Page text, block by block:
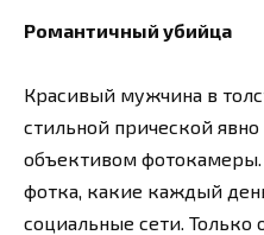
Романтичный убийца
Красивый мужчина в
стильной прической
объективом фотокамеры.
фотка, какие каждый
социальные сети. Только